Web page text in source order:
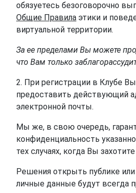
обязуетесь безоговорочно
Общие Правила этики и
виртуальной территории.
За ее пределами Вы можете
что Вам только
2. При регистрации в Клубе
предоставить действующий
электронной почты.
Мы же, в свою очередь,
конфиденциальность
тех случаях, когда Вы
Решения открыть публике
личные данные будут всегда